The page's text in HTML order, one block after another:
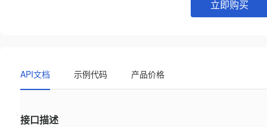
立即购买
API文档 示例代码 产品价格
接口描述